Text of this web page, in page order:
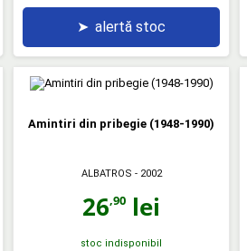
➤ alertă stoc
Amintiri din pribegie (1948-1990)
ALBATROS - 2002
26,90 lei
stoc indisponibil